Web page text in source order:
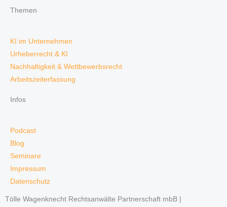
Themen
KI im Unternehmen
Urheberrecht & KI
Nachhaltigkeit & Wettbewerbsrecht
Arbeitszeiterfassung
Infos
Podcast
Blog
Seminare
Impressum
Datenschutz
Tölle Wagenknecht Rechtsanwälte Partnerschaft mbB |